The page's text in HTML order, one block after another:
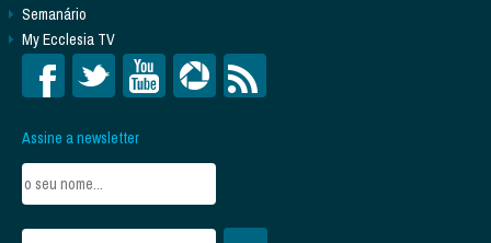
Semanário
My Ecclesia TV
Assine a newsletter